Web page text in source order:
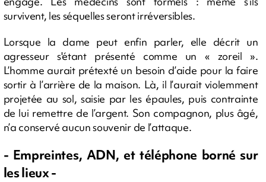
survivent, les séquelles seront irréversibles.
Lorsque la dame peut enfin parler, elle décrit un
agresseur s'étant présenté comme un « zoreil ».
L’homme aurait prétexté un besoin d’aide pour la faire
sortir à l’arrière de la maison. Là, il l’aurait violemment
projetée au sol, saisie par les épaules, puis contrainte
de lui remettre de l’argent. Son compagnon, plus âgé,
n’a conservé aucun souvenir de l’attaque.
- Empreintes, ADN, et téléphone borné sur
les lieux -